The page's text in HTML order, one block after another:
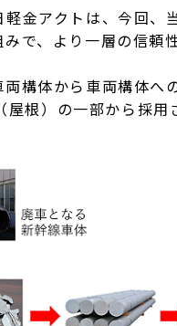
金アクトは、今回
で、より一層の信
構体から車両構体
根）の一部から採